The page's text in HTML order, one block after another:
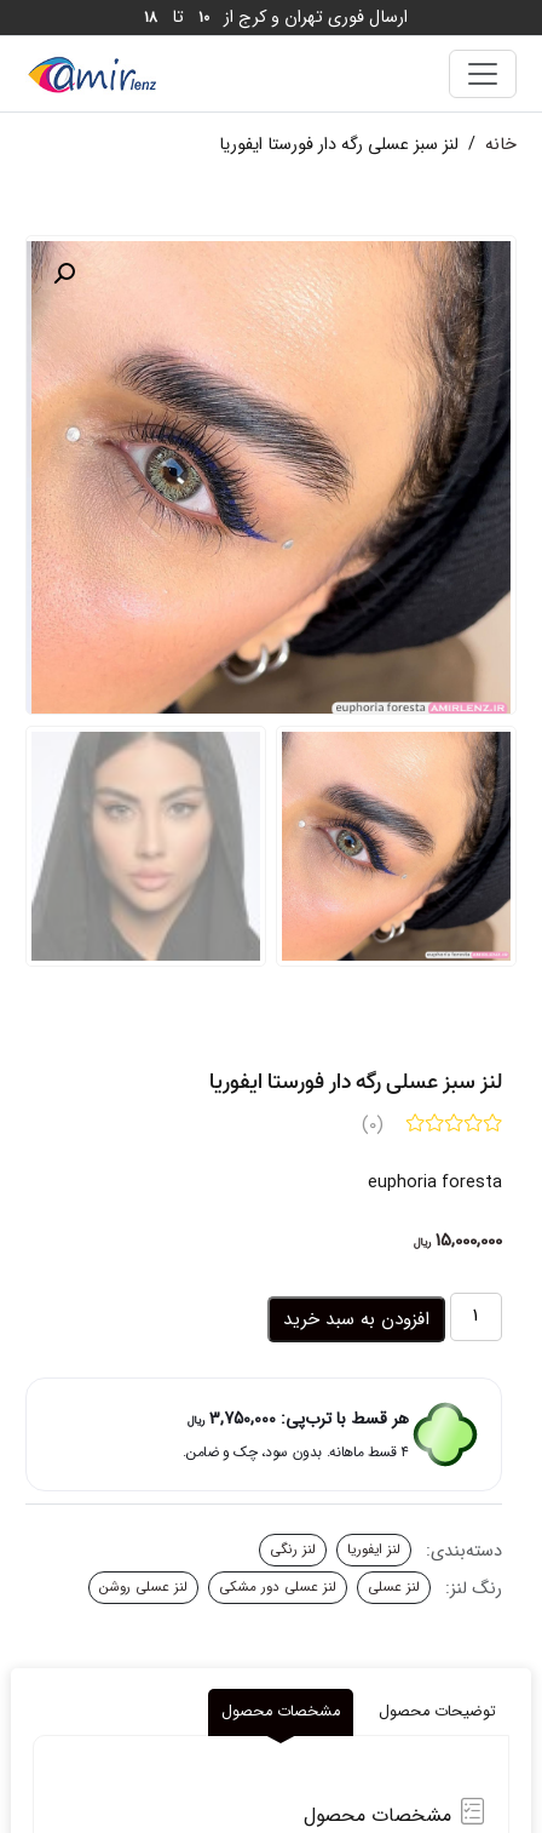
ارسال فوری تهران و کرج از 10 تا 18
خانه / لنز سبز عسلی رگه دار فورستا ایفوریا
لنز سبز عسلی رگه دار فورستا ایفوریا
(0)
euphoria foresta
15,000,000 ریال
لنز
فورستا
ایفوریا
افزودن به سبد خرید
هر قسط با ترب‌پی: 3,750,000 ریال
۴ قسط ماهانه. بدون سود، چک و ضامن.
دسته‌بندی: لنز ایفوریا لنز رنگی
رنگ لنز: لنز عسلی لنز عسلی دور مشکی لنز عسلی روشن
توضیحات محصول مشخصات محصول
مشخصات محصول